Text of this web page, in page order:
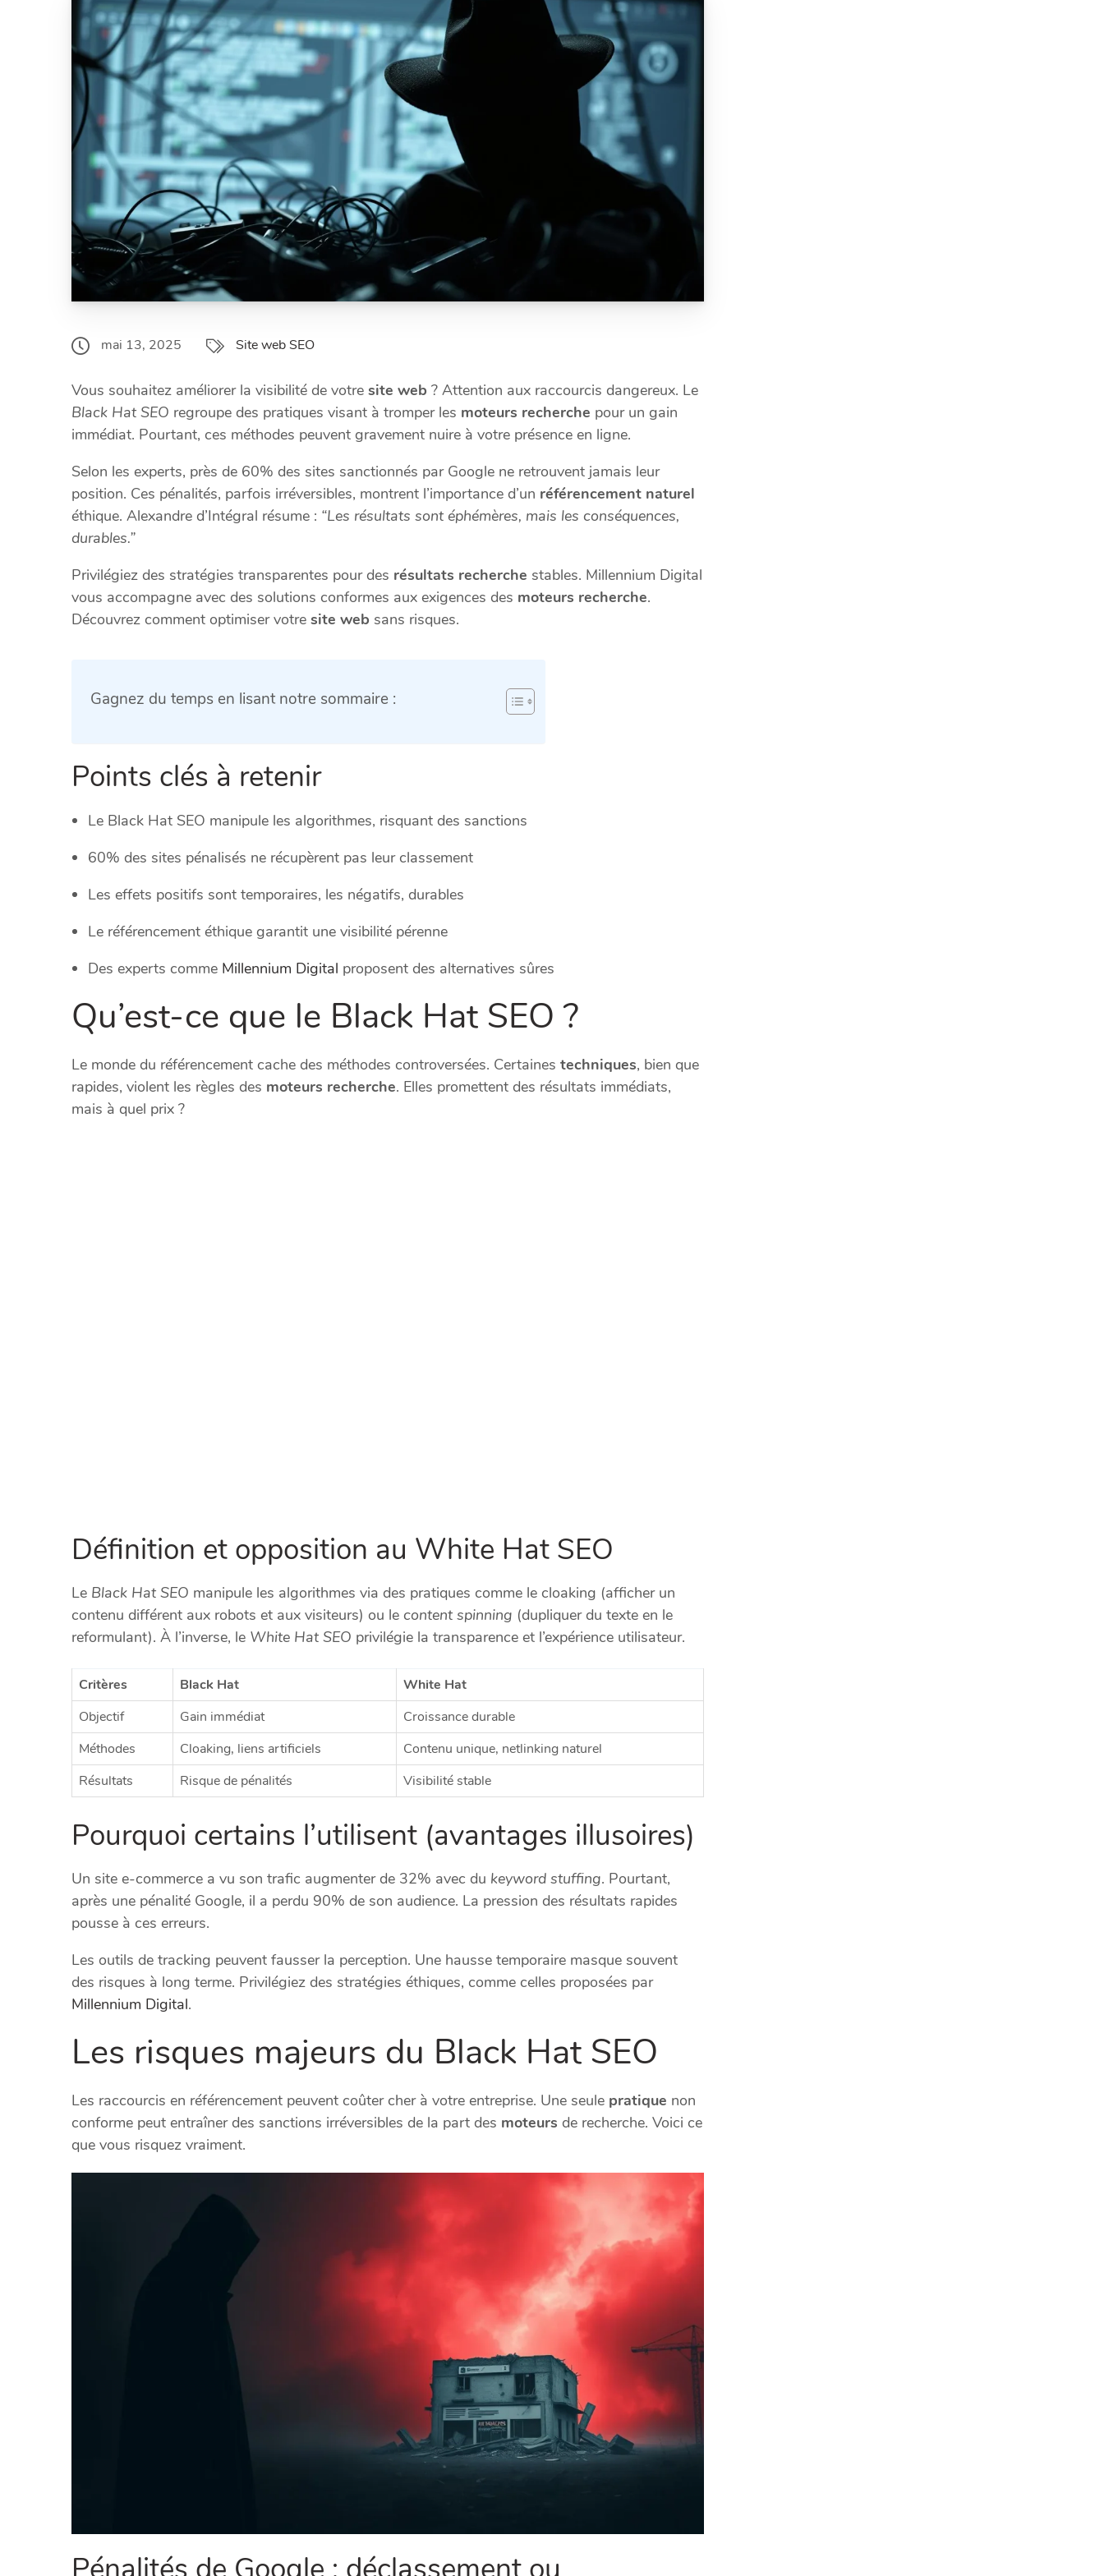
mai 13, 2025 Site web SEO
Vous souhaitez améliorer la visibilité de votre site web ? Attention aux raccourcis dangereux. Le
Black Hat SEO regroupe des pratiques visant à tromper les moteurs recherche pour un gain
immédiat. Pourtant, ces méthodes peuvent gravement nuire à votre présence en ligne.
Selon les experts, près de 60% des sites sanctionnés par Google ne retrouvent jamais leur
position. Ces pénalités, parfois irréversibles, montrent l’importance d’un référencement naturel
éthique. Alexandre d’Intégral résume : “Les résultats sont éphémères, mais les conséquences,
durables.”
Privilégiez des stratégies transparentes pour des résultats recherche stables. Millennium Digital
vous accompagne avec des solutions conformes aux exigences des moteurs recherche.
Découvrez comment optimiser votre site web sans risques.
Gagnez du temps en lisant notre sommaire :
Points clés à retenir
Le Black Hat SEO manipule les algorithmes, risquant des sanctions
60% des sites pénalisés ne récupèrent pas leur classement
Les effets positifs sont temporaires, les négatifs, durables
Le référencement éthique garantit une visibilité pérenne
Des experts comme Millennium Digital proposent des alternatives sûres
Qu’est-ce que le Black Hat SEO ?
Le monde du référencement cache des méthodes controversées. Certaines techniques, bien que
rapides, violent les règles des moteurs recherche. Elles promettent des résultats immédiats,
mais à quel prix ?
Définition et opposition au White Hat SEO
Le Black Hat SEO manipule les algorithmes via des pratiques comme le cloaking (afficher un
contenu différent aux robots et aux visiteurs) ou le content spinning (dupliquer du texte en le
reformulant). À l’inverse, le White Hat SEO privilégie la transparence et l’expérience utilisateur.
Critères Black Hat
White Hat
Objectif
Gain immédiat
Croissance durable
Méthodes
Cloaking, liens artificiels
Contenu unique, netlinking naturel
Résultats
Risque de pénalités Visibilité stable
Pourquoi certains l’utilisent (avantages illusoires)
Un site e-commerce a vu son trafic augmenter de 32% avec du keyword stuffing. Pourtant,
après une pénalité Google, il a perdu 90% de son audience. La pression des résultats rapides
pousse à ces erreurs.
Les outils de tracking peuvent fausser la perception. Une hausse temporaire masque souvent
des risques à long terme. Privilégiez des stratégies éthiques, comme celles proposées par
Millennium Digital.
Les risques majeurs du Black Hat SEO
Les raccourcis en référencement peuvent coûter cher à votre entreprise. Une seule pratique non
conforme peut entraîner des sanctions irréversibles de la part des moteurs de recherche. Voici ce
que vous risquez vraiment.